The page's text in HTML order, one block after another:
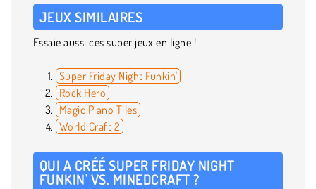
JEUX SIMILAIRES
Essaie aussi ces super jeux en ligne !
Super Friday Night Funkin'
Rock Hero
Magic Piano Tiles
World Craft 2
QUI A CRÉÉ SUPER FRIDAY NIGHT
FUNKIN' VS. MINEDCRAFT ?